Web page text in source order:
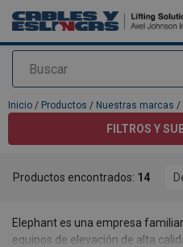
Buscar
Agregado a su presupuesto
Inicio / Productos / Nuestras marcas /
FILTROS Y
Elephant
Elephant es una empresa
equipos de elevación de alta
Productos encontrados: 14